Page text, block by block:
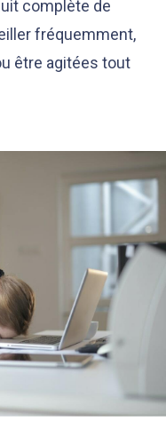
complète de
fréquemment,
être agitées tout